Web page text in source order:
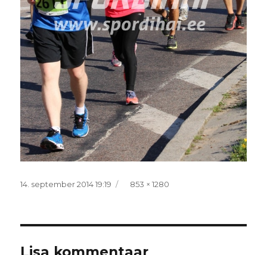
Postitatud
14. september 2014 19:19 Täissuurus
853 × 1280